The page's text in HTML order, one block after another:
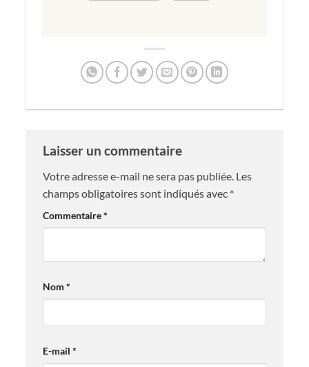
Laisser un commentaire
Votre adresse e-mail ne sera pas publiée. Les
champs obligatoires sont indiqués avec *
Commentaire*
Nom*
E-mail*